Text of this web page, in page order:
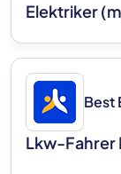
Elektriker
Best
Lkw-Fahrer